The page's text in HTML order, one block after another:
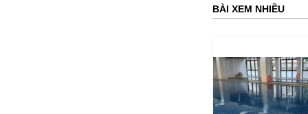
BÀI XEM NHIỀU